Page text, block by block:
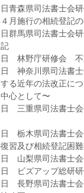
青森県司法書士会
月施行の相続登記の
群馬県司法書士会
日 林野庁研修会 不
神奈川県司法書士
る近年の法改正に
心として〜
日 三重県司法書士
日 栃木県司法書士
習及び相続登記困
山梨県司法書士会
ビズアップ総研研
日 長野県司法書士